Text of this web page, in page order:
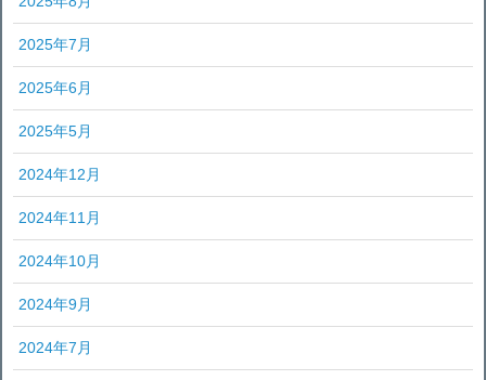
2025年7月
2025年6月
2025年5月
2024年12月
2024年11月
2024年10月
2024年9月
2024年7月